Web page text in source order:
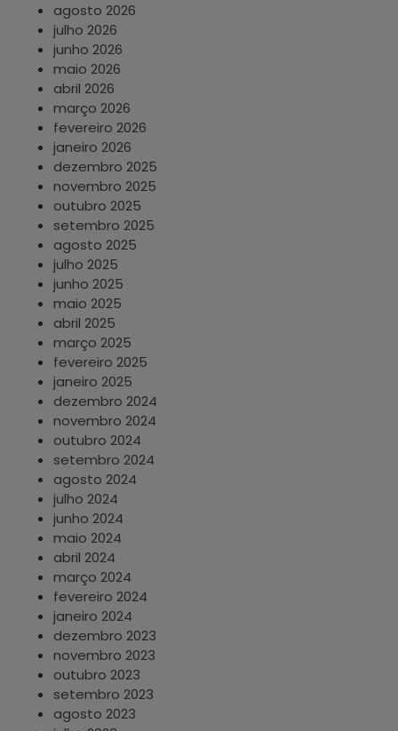
agosto 2026
julho 2026
junho 2026
maio 2026
abril 2026
março 2026
fevereiro 2026
janeiro 2026
dezembro 2025
novembro 2025
outubro 2025
setembro 2025
agosto 2025
julho 2025
junho 2025
maio 2025
abril 2025
março 2025
fevereiro 2025
janeiro 2025
dezembro 2024
novembro 2024
outubro 2024
setembro 2024
agosto 2024
julho 2024
junho 2024
maio 2024
abril 2024
março 2024
fevereiro 2024
janeiro 2024
dezembro 2023
novembro 2023
outubro 2023
setembro 2023
agosto 2023